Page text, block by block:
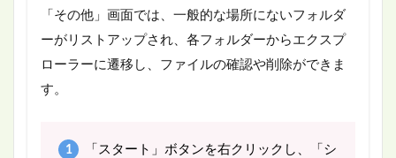
「その他」画面では、一般的な場所にないフォルダ
ーがリストアップされ、各フォルダーからエクスプ
ローラーに遷移し、ファイルの確認や削除ができま
す。
「スタート」ボタンを右クリックし、「シ